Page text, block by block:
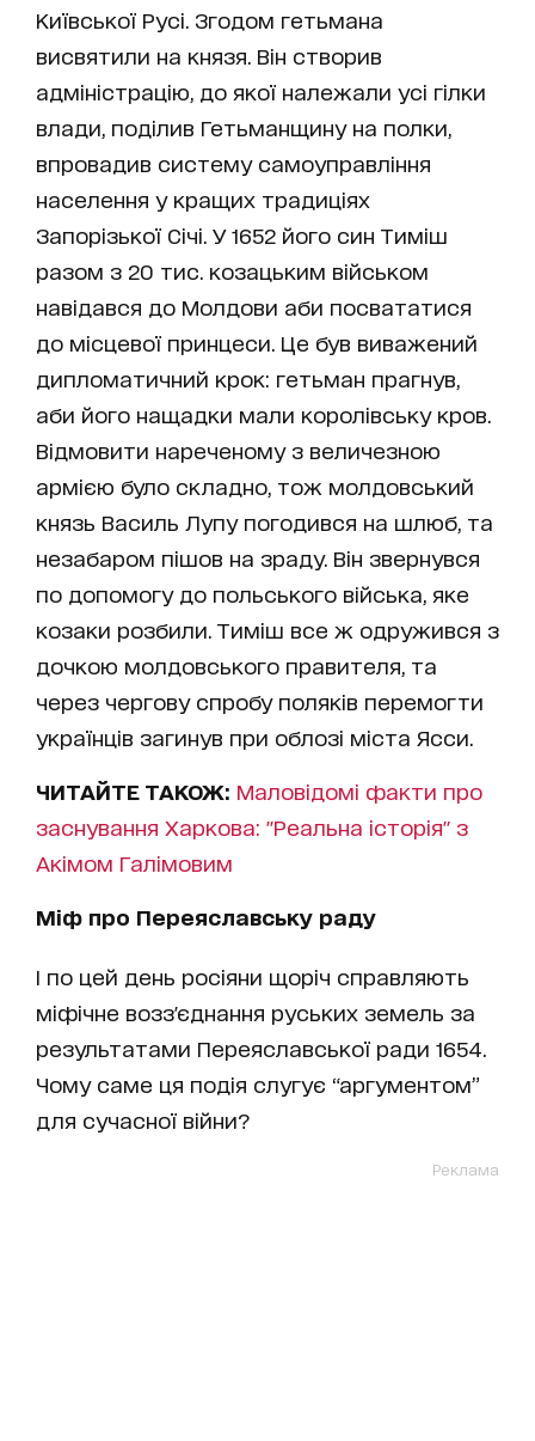
Київської Русі. Згодом гетьмана
висвятили на князя. Він створив
адміністрацію, до якої належали усі гілки
влади, поділив Гетьманщину на полки,
впровадив систему самоуправління
населення у кращих традиціях
Запорізької Січі. У 1652 його син Тиміш
разом з 20 тис. козацьким військом
навідався до Молдови аби посвататися
до місцевої принцеси. Це був виважений
дипломатичний крок: гетьман прагнув,
аби його нащадки мали королівську кров.
Відмовити нареченому з величезною
армією було складно, тож молдовський
князь Василь Лупу погодився на шлюб, та
незабаром пішов на зраду. Він звернувся
по допомогу до польського війська, яке
козаки розбили. Тиміш все ж одружився з
дочкою молдовського правителя, та
через чергову спробу поляків перемогти
українців загинув при облозі міста Ясси.
ЧИТАЙТЕ ТАКОЖ: Маловідомі факти про
заснування Харкова: "Реальна історія" з
Акімом Галімовим
Міф про Переяславську раду
І по цей день росіяни щоріч справляють
міфічне возз'єднання руських земель за
результатами Переяславської ради 1654.
Чому саме ця подія слугує “аргументом”
для сучасної війни?
Реклама